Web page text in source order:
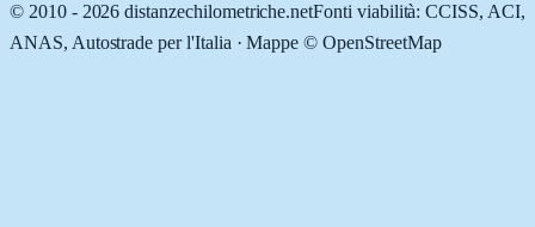
© 2010 - 2026 distanzechilometriche.netFonti viabilità: CCISS, ACI,
ANAS, Autostrade per l'Italia · Mappe © OpenStreetMap